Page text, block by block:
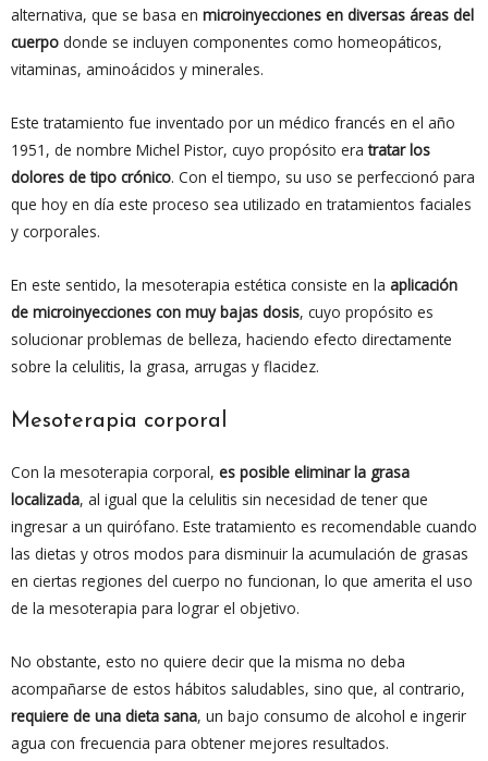
alternativa, que se basa en microinyecciones en diversas áreas del
cuerpo donde se incluyen componentes como homeopáticos,
vitaminas, aminoácidos y minerales.
Este tratamiento fue inventado por un médico francés en el año
1951, de nombre Michel Pistor, cuyo propósito eratratar los
dolores de tipo crónico. Con el tiempo, su uso se perfeccionó para
que hoy en día este proceso sea utilizado en tratamientos faciales
y corporales.
En este sentido, la mesoterapia estética consiste en la aplicación
de microinyecciones con muy bajas dosis, cuyo propósito es
solucionar problemas de belleza, haciendo efecto directamente
sobre la celulitis, la grasa, arrugas y flacidez.
Mesoterapia corporal
Con la mesoterapia corporal, es posible eliminar la grasa
localizada, al igual que la celulitis sin necesidad de tener que
ingresar a un quirófano. Este tratamiento es recomendable cuando
las dietas y otros modos para disminuir la acumulación de grasas
en ciertas regiones del cuerpo no funcionan, lo que amerita el uso
de la mesoterapia para lograr el objetivo.
No obstante, esto no quiere decir que la misma no deba
acompañarse de estos hábitos saludables, sino que, al contrario,
requiere de una dieta sana, un bajo consumo de alcohol e ingerir
agua con frecuencia para obtener mejores resultados.